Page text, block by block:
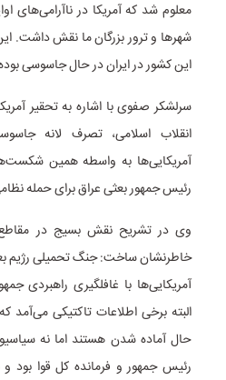
معلوم شد که آمریکا در ناآرامی‌های
شهرها و ترور بزرگان ما نقش داشت.
این کشور در ایران در حال جاسوسی
سرلشکر صفوی با اشاره به تحقیر
انقلاب اسلامی، تصرف لانه
آمریکایی‌ها به واسطه همین
رئیس جمهوربعثیعراق برای حمله
وی در تشریح نقش بسیج در
خاطرنشان ساخت: جنگ تحمیلی رژیم
آمریکایی‌ها با غافلگیری راهبردی
البته برخی اطلاعات تاکتیکی
حال آماده شدن هستند اما نه
رئیس جمهور و فرمانده کل قوا بود